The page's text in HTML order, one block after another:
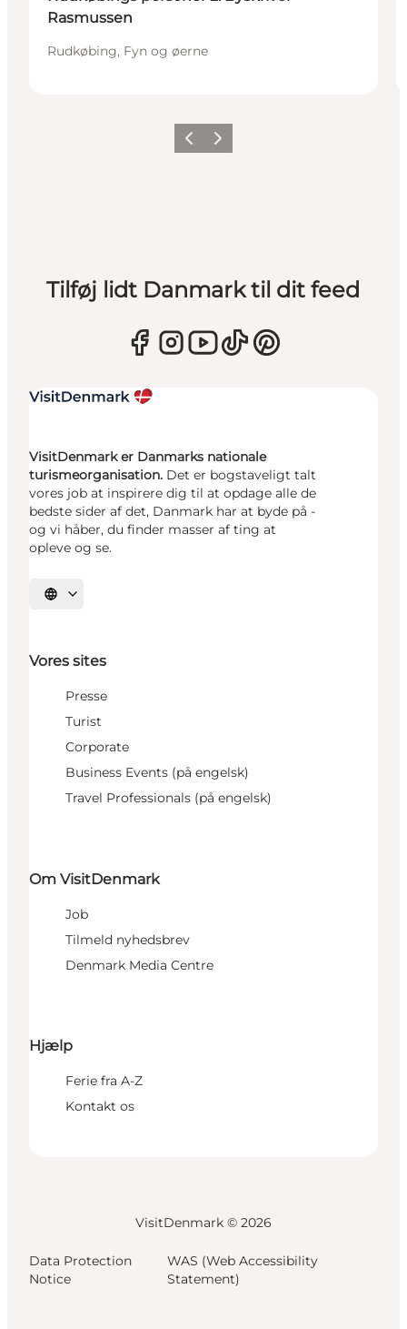
Rasmussen
Rudkøbing, Fyn og øerne
ForrigeNæste
Tilføj lidt Danmark til dit feed
VisitDenmark er Danmarks nationale
turismeorganisation. Det er bogstaveligt talt
vores job at inspirere dig til at opdage alle de
bedste sider af det, Danmark har at byde på -
og vi håber, du finder masser af ting at
opleve og se.
Vælg sprog
Vores sites
Presse
Turist
Corporate
Business Events (på engelsk)
Travel Professionals (på engelsk)
Om VisitDenmark
Job
Tilmeld nyhedsbrev
Denmark Media Centre
Hjælp
Ferie fra A-Z
Kontakt os
VisitDenmark © 2026
Data Protection
Notice
WAS (Web Accessibility
Statement)